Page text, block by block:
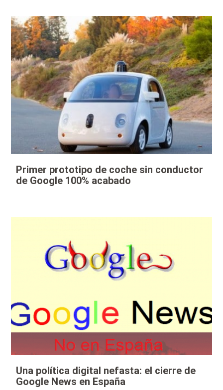
Primer prototipo de coche sin conductor
de Google 100% acabado
Una política digital nefasta: el cierre de
Google News en España